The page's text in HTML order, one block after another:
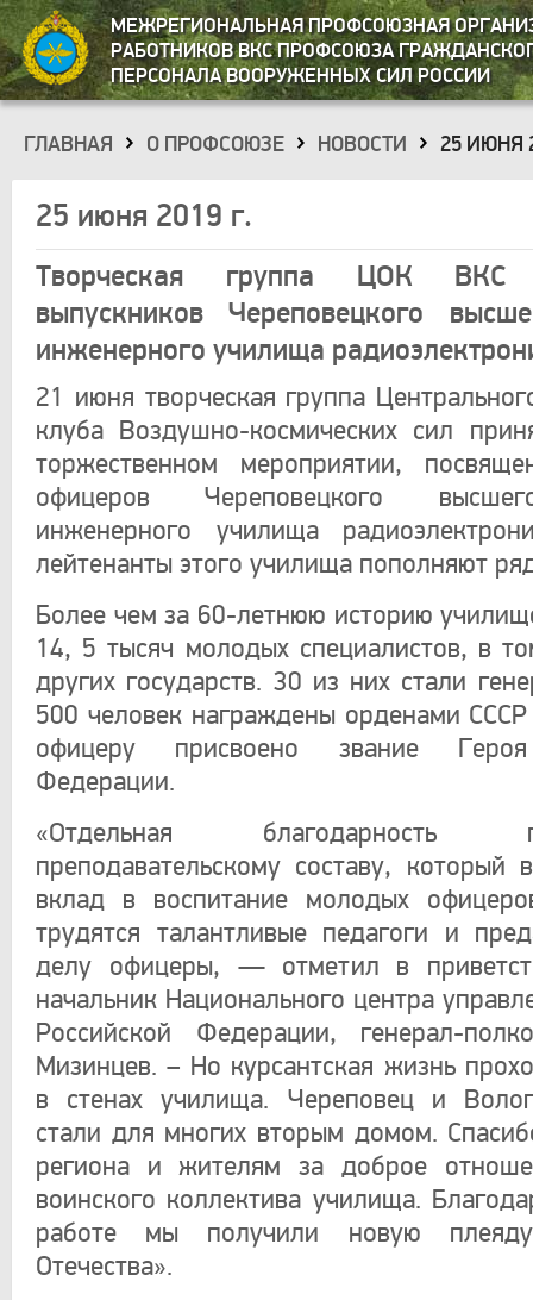
МЕЖРЕГИОНАЛЬНАЯ ПРОФСОЮЗНАЯ
РАБОТНИКОВ ВКС ПРОФСОЮЗА
ПЕРСОНАЛА ВООРУЖЕННЫХ СИЛ РОССИИ
ГЛАВНАЯ О ПРОФСОЮЗЕ НОВОСТИ »25 ИЮНЯ
25 июня 2019 г.
Творческая группа ЦОК ВКС
выпускников Череповецкого
инженерного училища
21 июня творческая группа
клуба Воздушно-космических сил
торжественном мероприятии,
офицеров Череповецкого
инженерного училища
лейтенанты этого училища пополняют
Более чем за 60-летнюю историю
14, 5 тысяч молодых специалистов, в
других государств. 30 из них стали
500 человек награждены орденами
офицеру присвоено звание Героя
Федерации.
«Отдельная благодарность
преподавательскому составу, который
вклад в воспитание молодых
трудятся талантливые педагоги и
делу офицеры, — отметил в
начальник Национального центра
Российской Федерации, генерал-
Мизинцев. – Но курсантская жизнь
в стенах училища. Череповец и
стали для многих вторым домом.
региона и жителям за доброе
воинского коллектива училища.
работе мы получили новую
Отечества».